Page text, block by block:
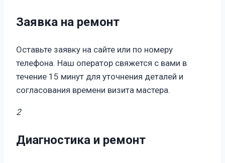
Заявка на ремонт
Оставьте заявку на сайте или по номеру
телефона. Наш оператор свяжется с вами в
течение 15 минут для уточнения деталей и
согласования времени визита мастера.
2
Диагностика и ремонт